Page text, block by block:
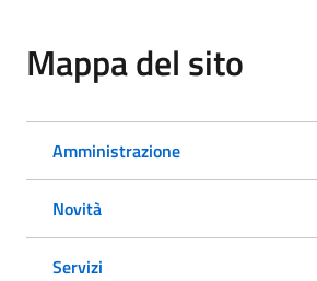
Mappa del sito
Amministrazione
Novità
Servizi